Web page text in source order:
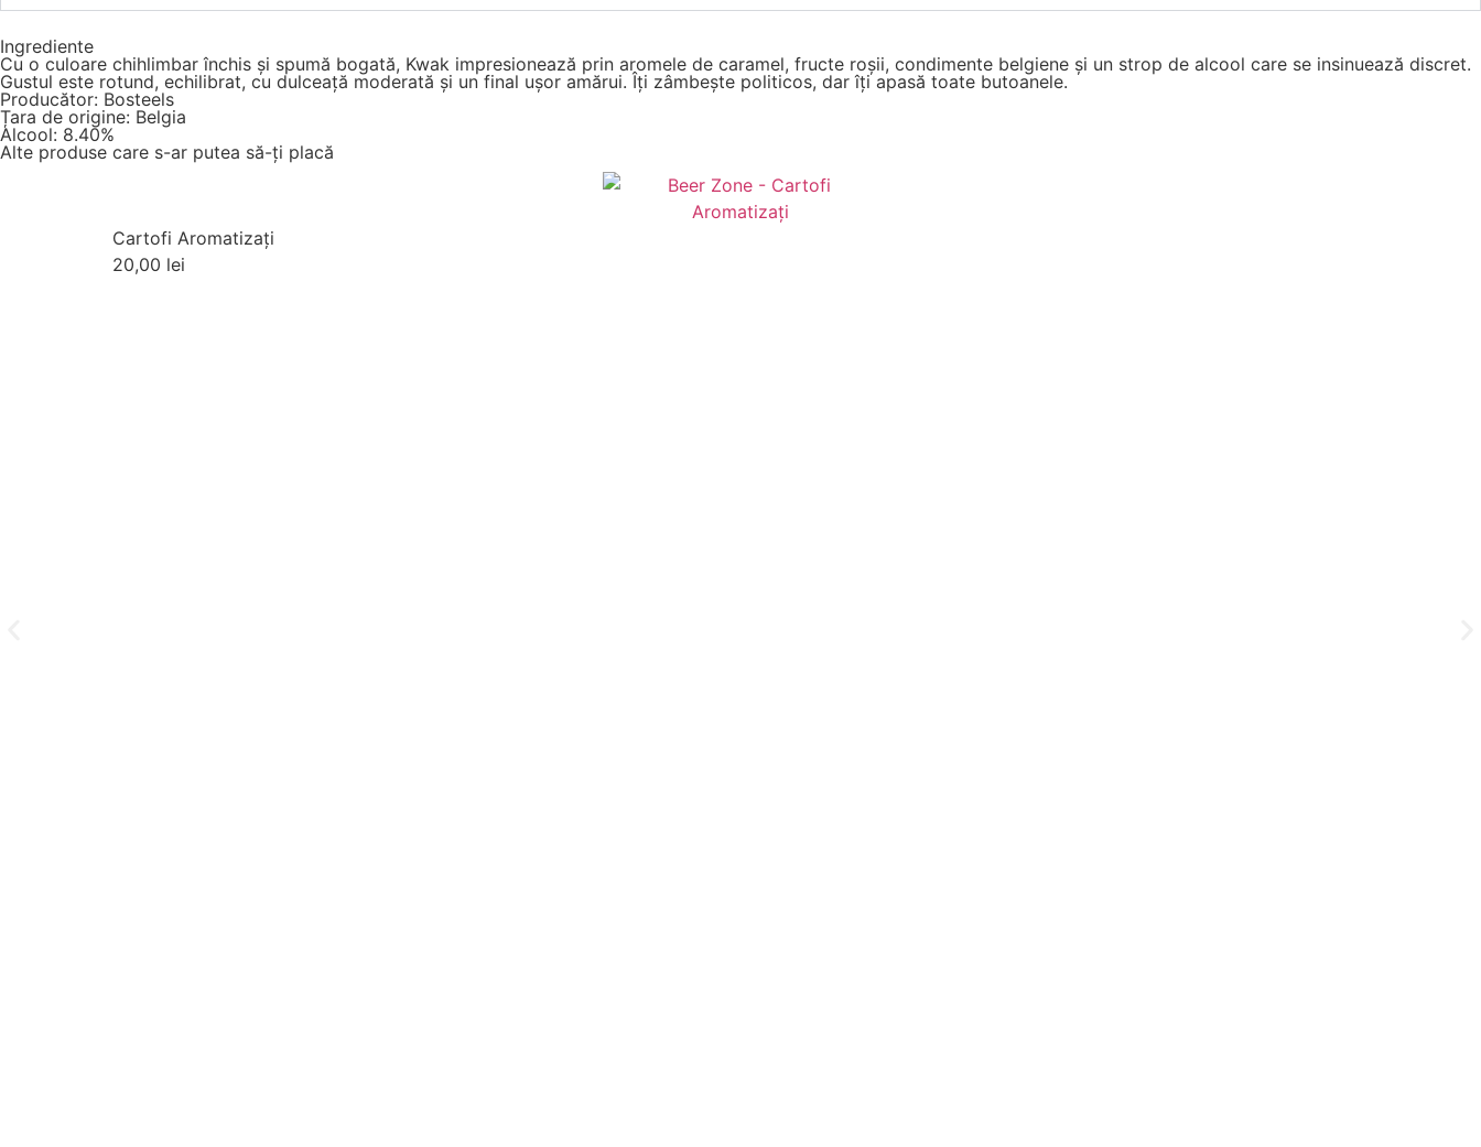
Ingrediente
Cu o culoare chihlimbar închis și spumă bogată, Kwak impresionează prin aromele de caramel, fructe roșii, condimente belgiene și un strop de alcool care se insinuează discret.
Gustul este rotund, echilibrat, cu dulceață moderată și un final ușor amărui. Îți zâmbește politicos, dar îți apasă toate butoanele.
Producător: Bosteels
Țara de origine: Belgia
Alcool: 8.40%
Alte produse care s-ar putea să-ți placă
Cartofi Aromatizaţi
20,00 lei